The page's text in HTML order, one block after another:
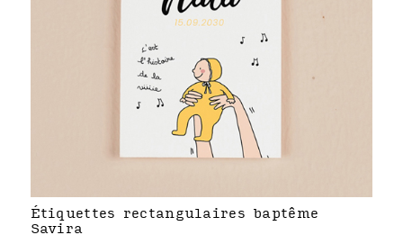
Étiquettes rectangulaires baptême
Savira